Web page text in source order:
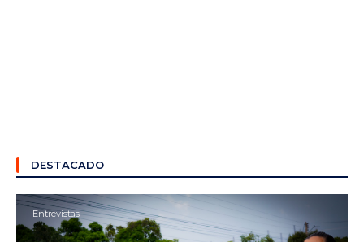
DESTACADO
Entrevistas